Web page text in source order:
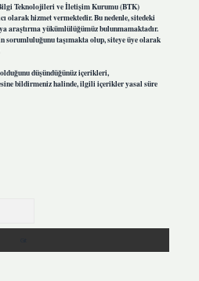
Teknolojileri ve İletişim Kurumu (BTK)
olarak hizmet vermektedir. Bu nedenle, sitedeki
araştırma yükümlülüğümüz bulunmamaktadır.
sorumluluğunu taşımakta olup, siteye üye olarak
düşündüğünüz içerikleri,
bildirmeniz halinde, ilgili içerikler yasal süre